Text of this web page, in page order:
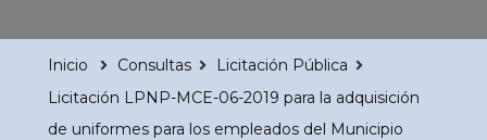
Inicio Consultas
Licitación Pública
Licitación LPNP-MCE-06-2019 para la adquisición
de uniformes para los empleados del Municipio